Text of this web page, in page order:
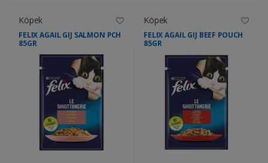
Köpek
FELIX AGAIL GIJ SALMON PCH
85GR
Köpek
FELIX AGAIL GIJ BEEF POUCH
85GR